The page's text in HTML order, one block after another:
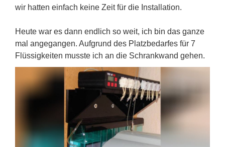
wir hatten einfach keine Zeit für die Installation.
Heute war es dann endlich so weit, ich bin das ganze
mal angegangen. Aufgrund des Platzbedarfes für 7
Flüssigkeiten musste ich an die Schrankwand gehen.